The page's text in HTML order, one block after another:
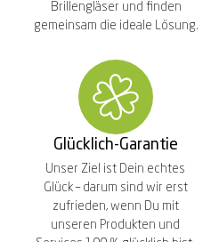
Brillengläser und finden
gemeinsam die ideale Lösung.
Glücklich-Garantie
Unser Ziel ist Dein echtes
Glück – darum sind wir erst
zufrieden, wenn Du mit
unseren Produkten und